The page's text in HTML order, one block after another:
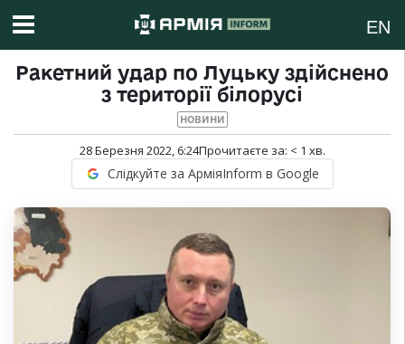
EN
Ракетний удар по Луцьку здійснено
з території білорусі
НОВИНИ
28 Березня 2022, 6:24Прочитаєте за: < 1 хв.
Слідкуйте за АрміяInform в Google